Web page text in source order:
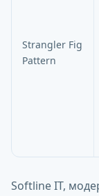
Strangler Fig
Pattern
Softline IT,